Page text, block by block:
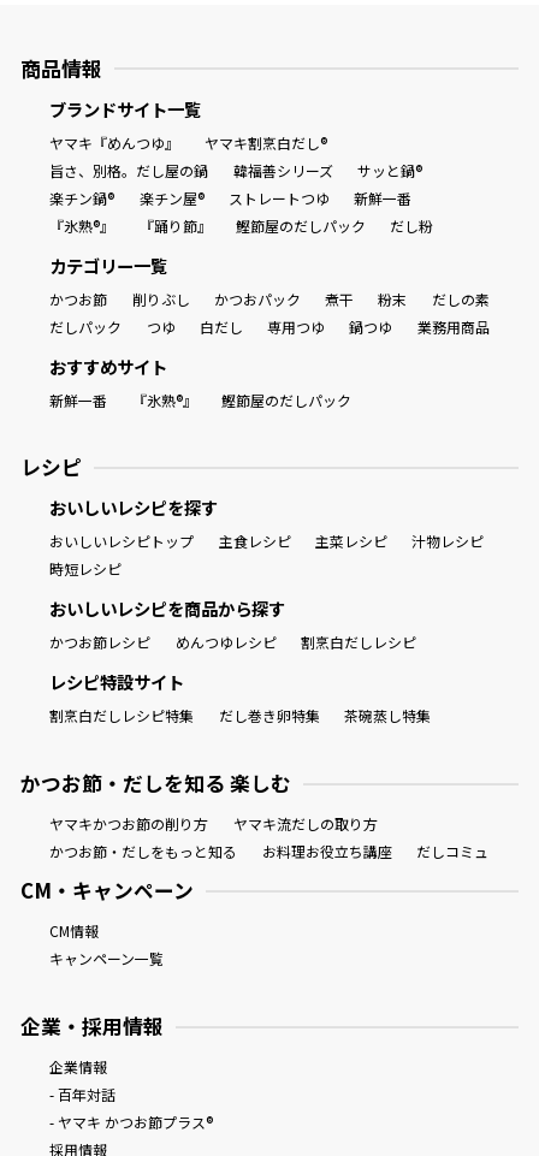
商品情報一覧
おすすめサイト
新鮮一番
氷熟®︎
商品情報
ブランドサイト一覧
ヤマキ『めんつゆ』
ヤマキ割烹白だし®
旨さ、別格。だし屋の鍋
韓福善シリーズ
サッと鍋®
楽チン鍋®
楽チン屋® ストレートつゆ
新鮮一番
『氷熟®』
『踊り節』 鰹節屋のだしパック だし粉
カテゴリー一覧
かつお節 削りぶし かつおパック 煮干 粉末
だしの素
だしパック
つゆ 白だし 専用つゆ 鍋つゆ 業務用商品
おすすめサイト
新鮮一番 『氷熟®』 鰹節屋のだしパック
レシピ
おいしいレシピを探す
おいしいレシピトップ 主食レシピ 主菜レシピ
汁物レシピ
時短レシピ
おいしいレシピを商品から探す
かつお節レシピ めんつゆレシピ 割烹白だしレシピ
レシピ特設サイト
割烹白だしレシピ特集 だし巻き卵特集 茶碗蒸し特集
かつお節・だしを知る 楽しむ
ヤマキかつお節の削り方
ヤマキ流だしの取り方
かつお節・だしをもっと知る
お料理お役立ち講座 だしコミュ
CM・キャンペーン
CM情報
キャンペーン一覧
企業・採用情報
企業情報
- 百年対話
- ヤマキ かつお節プラス®
採用情報